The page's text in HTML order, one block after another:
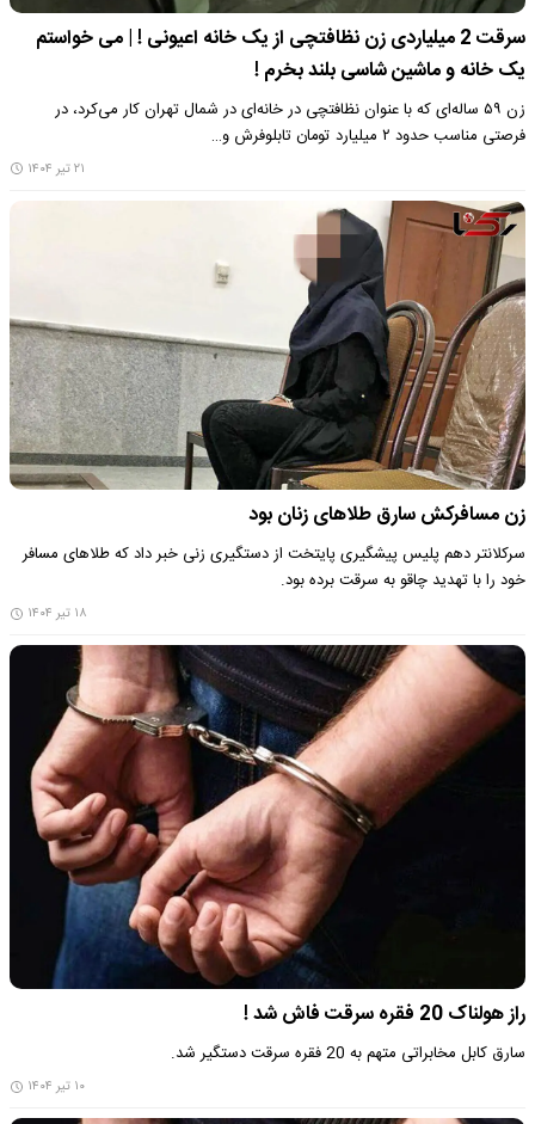
سرقت 2 میلیاردی زن نظافتچی از یک خانه اعیونی ! | می خواستم
یک خانه و ماشین شاسی بلند بخرم !
زن ۵۹ ساله‌ای که با عنوان نظافتچی در خانه‌ای در شمال تهران کار می‌کرد، در
فرصتی مناسب حدود ۲ میلیارد تومان تابلوفرش و…
۲۱ تیر ۱۴۰۴
زن مسافرکش سارق طلاهای زنان بود
سرکلانتر دهم پلیس پیشگیری پایتخت از دستگیری زنی خبر داد که طلاهای مسافر
خود را با تهدید چاقو به سرقت برده بود.
۱۸ تیر ۱۴۰۴
راز هولناک 20 فقره سرقت فاش شد !
سارق کابل مخابراتی متهم به 20 فقره سرقت دستگیر شد.
۱۰ تیر ۱۴۰۴